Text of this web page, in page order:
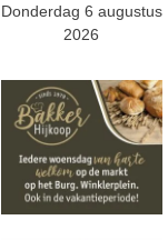
Donderdag 6 augustus
2026